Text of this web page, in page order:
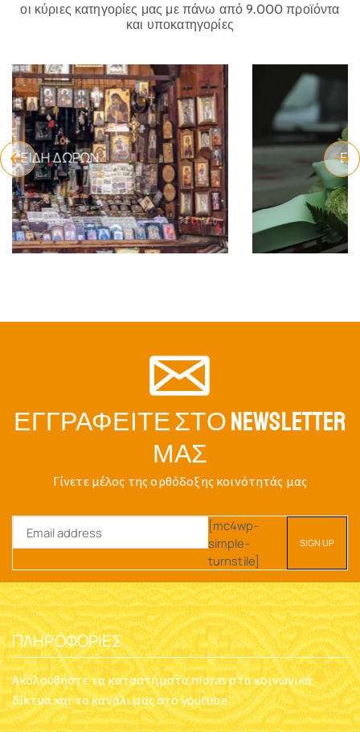
οι κύριες κατηγορίες μας με πάνω από 9.000 προϊόντα
και υποκατηγορίες
ΕΊΔΗ ΜΝΗΜΕΊΟΥ & ΤΆΦΟΥ
ΕΓΓΡΑΦΕΊΤΕ ΣΤΟ NEWSLETTER
ΜΑΣ
Γίνετε μέλος της ορθόδοξης κοινότητάς μας
[mc4wp-
simple-
turnstile]
ΠΛΗΡΟΦΟΡΊΕΣ
Ακολουθήστε τα καταστήματα nioras στα κοινωνικά
δίκτυα και το κανάλι μας στο youtube